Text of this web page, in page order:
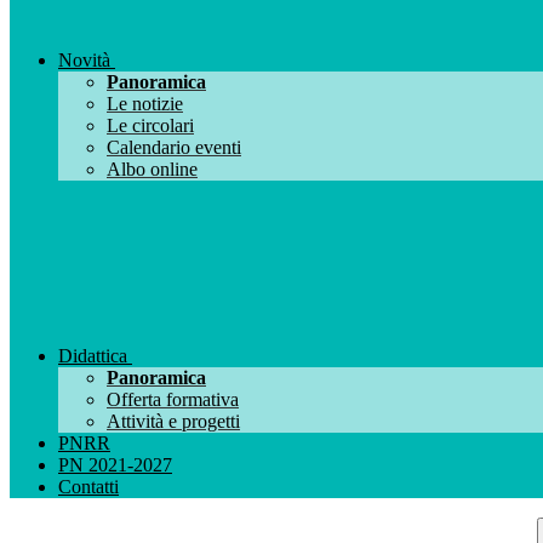
Novità
Panoramica
Le notizie
Le circolari
Calendario eventi
Albo online
Didattica
Panoramica
Offerta formativa
Attività e progetti
PNRR
PN 2021-2027
Contatti